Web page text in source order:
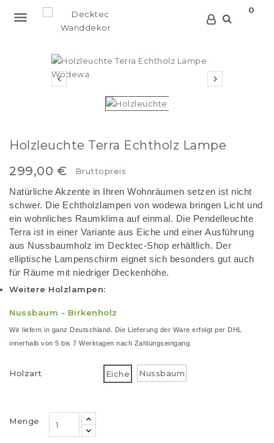
 0
 
Holzleuchte Terra Echtholz Lampe
299,00 €
Bruttopreis
Natürliche Akzente in Ihren Wohnräumen setzen ist nicht
schwer. Die Echtholzlampen von wodewa bringen Licht und
ein wohnliches Raumklima auf einmal. Die Pendelleuchte
Terra ist in einer Variante aus Eiche und einer Ausführung
aus Nussbaumholz im Decktec-Shop erhältlich. Der
elliptische Lampenschirm eignet sich besonders gut auch
für Räume mit niedriger Deckenhöhe.
Weitere Holzlampen:
Nussbaum - Birkenholz
Wir liefern in ganz Deutschland. Die Lieferung der Ware erfolgt per DHL
innerhalb von 5 bis 7 Werktagen nach Zahlungseingang.
Holzart Eiche Nussbaum
Menge